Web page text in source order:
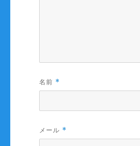
名前 *
メール *